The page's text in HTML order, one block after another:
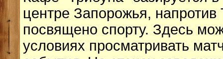
центре Запорожья,
посвящено спорту. Здесь
условиях просматривать